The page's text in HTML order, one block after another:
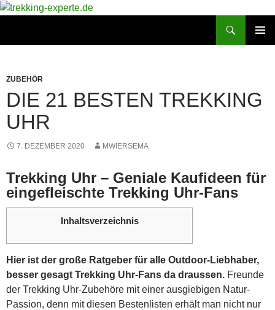
Zum
ZUBEHÖR
DIE 21 BESTEN TREKKING
UHR
7. DEZEMBER 2020 MWIERSEMA
Trekking Uhr – Geniale Kaufideen für
eingefleischte Trekking Uhr-Fans
Inhaltsverzeichnis
Hier ist der große Ratgeber für alle Outdoor-Liebhaber,
besser gesagt Trekking Uhr-Fans da draussen. Freunde
der Trekking Uhr-Zubehöre mit einer ausgiebigen Natur-
Passion, denn mit diesen Bestenlisten erhält man nicht nur